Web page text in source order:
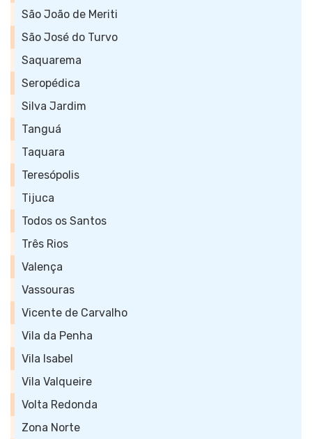
São João de Meriti
São José do Turvo
Saquarema
Seropédica
Silva Jardim
Tanguá
Taquara
Teresópolis
Tijuca
Todos os Santos
Três Rios
Valença
Vassouras
Vicente de Carvalho
Vila da Penha
Vila Isabel
Vila Valqueire
Volta Redonda
Zona Norte